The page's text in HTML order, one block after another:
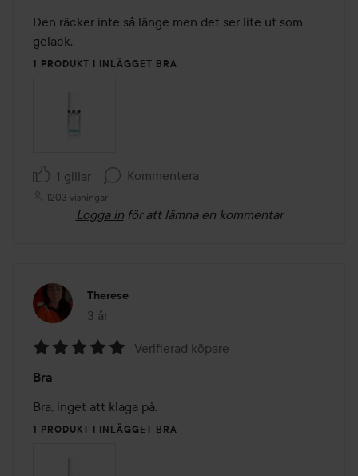
av
5
Den räcker inte så länge men det ser lite ut som
gelack.
1 PRODUKT I INLÄGGET BRA
1 gillar Kommentera
1203 visningar
Logga in för att lämna en kommentar
Therese
3 år
Inlägget skapades 3 år
5
av
5
Verifierad köpare
Bra
Bra, inget att klaga på.
1 PRODUKT I INLÄGGET BRA